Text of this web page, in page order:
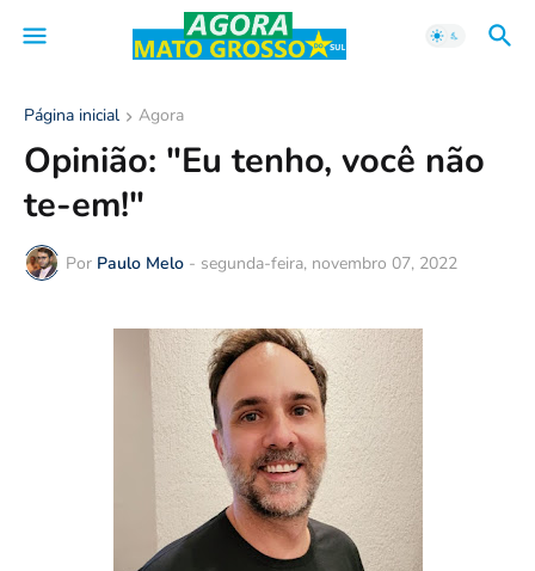
Página inicial Agora
Opinião: "Eu tenho, você não
te-em!"
Por Paulo Melo - segunda-feira, novembro 07, 2022